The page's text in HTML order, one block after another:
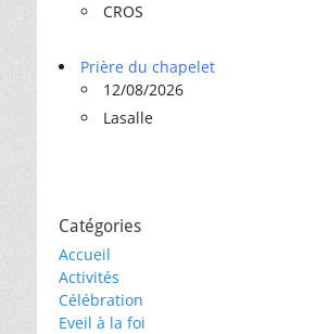
CROS
Prière du chapelet
12/08/2026
Lasalle
Catégories
Accueil
Activités
Célébration
Eveil à la foi